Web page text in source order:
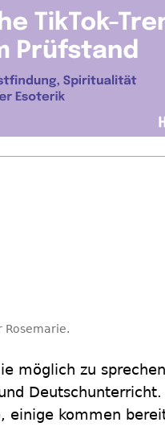
Rosemarie.
möglich zu
einige kommen